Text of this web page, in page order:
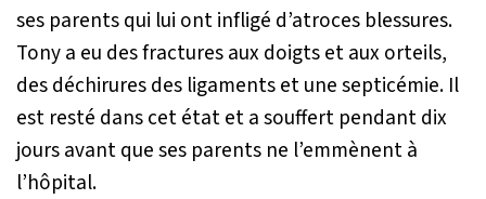
ses parents qui lui ont infligé d’atroces blessures.
Tony a eu des fractures aux doigts et aux orteils,
des déchirures des ligaments et une septicémie. Il
est resté dans cet état et a souffert pendant dix
jours avant que ses parents ne l’emmènent à
l’hôpital.